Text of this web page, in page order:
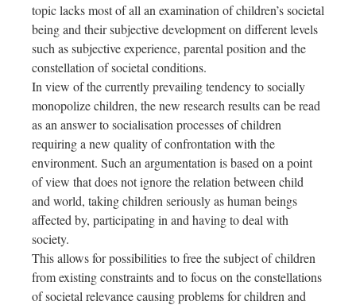
topic lacks most of all an examination of children’s societal
being and their subjective development on different levels
such as subjective experience, parental position and the
constellation of societal conditions.
In view of the currently prevailing tendency to socially
monopolize children, the new research results can be read
as an answer to socialisation processes of children
requiring a new quality of confrontation with the
environment. Such an argumentation is based on a point
of view that does not ignore the relation between child
and world, taking children seriously as human beings
affected by, participating in and having to deal with
society.
This allows for possibilities to free the subject of children
from existing constraints and to focus on the constellations
of societal relevance causing problems for children and